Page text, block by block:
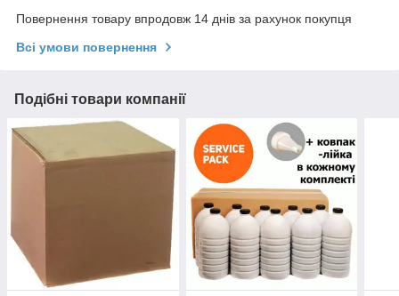
Повернення товару впродовж 14 днів за рахунок покупця
Всі умови повернення
Подібні товари компанії